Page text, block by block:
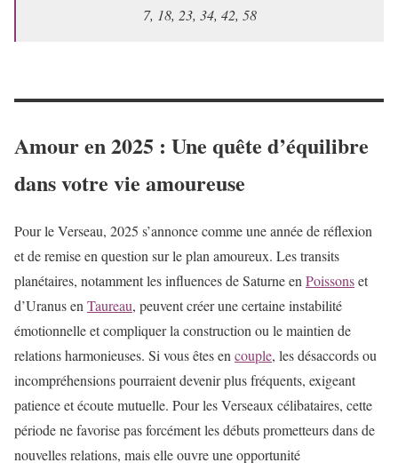
7, 18, 23, 34, 42, 58
Amour en 2025 : Une quête d’équilibre
dans votre vie amoureuse
Pour le Verseau, 2025 s’annonce comme une année de réflexion
et de remise en question sur le plan amoureux. Les transits
planétaires, notamment les influences de Saturne enPoissonset
d’Uranus enTaureau, peuvent créer une certaine instabilité
émotionnelle et compliquer la construction ou le maintien de
relations harmonieuses. Si vous êtes encouple, les désaccords ou
incompréhensions pourraient devenir plus fréquents, exigeant
patience et écoute mutuelle. Pour les Verseaux célibataires, cette
période ne favorise pas forcément les débuts prometteurs dans de
nouvelles relations, mais elle ouvre une opportunité